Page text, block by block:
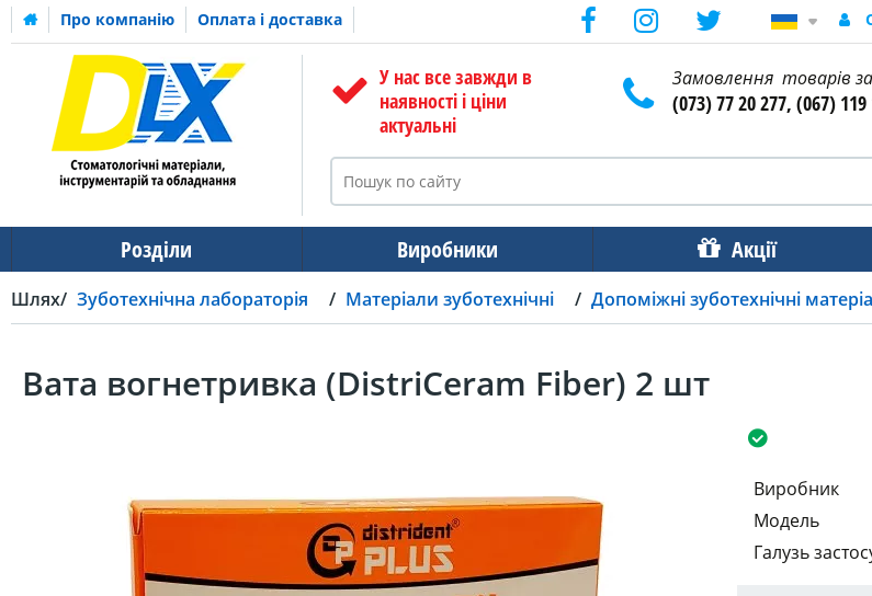
Про компанію Оплата і доставка
У нас все завжди в
наявності і ціни
актуальні
Замовлення товарів
(073) 77 20 277, (067)
Розділи Виробники Акції
Шлях Зуботехнічна лабораторія Матеріали зуботехнічні Допоміжні зуботехнічні
Вата вогнетривка (DistriCeram Fiber) 2 шт
Виробник
Модель
Галузь